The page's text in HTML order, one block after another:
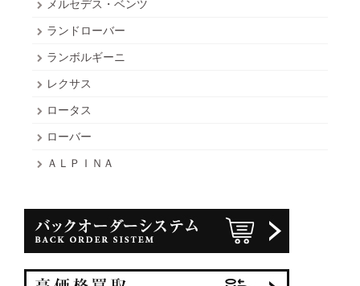
メルセデス・ベンツ
ランドローバー
ランボルギーニ
レクサス
ロータス
ローバー
ＡＬＰＩＮＡ